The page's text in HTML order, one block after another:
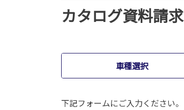
カタログ資料請求
車種選択
下記フォームにご入力ください。